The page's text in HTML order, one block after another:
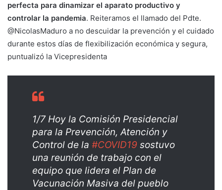
perfecta para dinamizar el aparato productivo y
controlar la pandemia. Reiteramos el llamado del Pdte.
@NicolasMaduro a no descuidar la prevención y el cuidado
durante estos días de flexibilización económica y segura,
puntualizó la Vicepresidenta
1/7 Hoy la Comisión Presidencial
para la Prevención, Atención y
Control de la #COVID19 sostuvo
una reunión de trabajo con el
equipo que lidera el Plan de
Vacunación Masiva del pueblo